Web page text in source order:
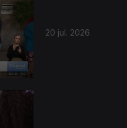
20 jul. 2026